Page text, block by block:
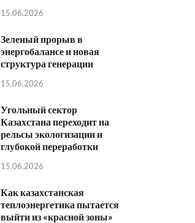
15.06.2026
Зеленый прорыв в
энергобалансе и новая
структура генерации
15.06.2026
Угольный сектор
Казахстана переходит на
рельсы экологизации и
глубокой переработки
15.06.2026
Как казахстанская
теплоэнергетика пытается
выйти из «красной зоны»